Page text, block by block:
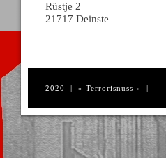
Rüstje 2
21717 Deinste
2020 | » Terrorisnuss « |